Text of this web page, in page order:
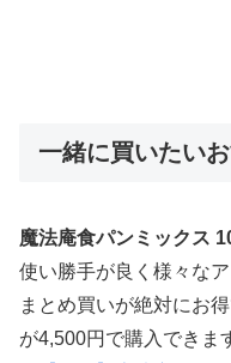
一緒に買いたい
魔法庵食パンミックス
使い勝手が良く様々な
まとめ買いが絶対にお
が4,500円で購入できま